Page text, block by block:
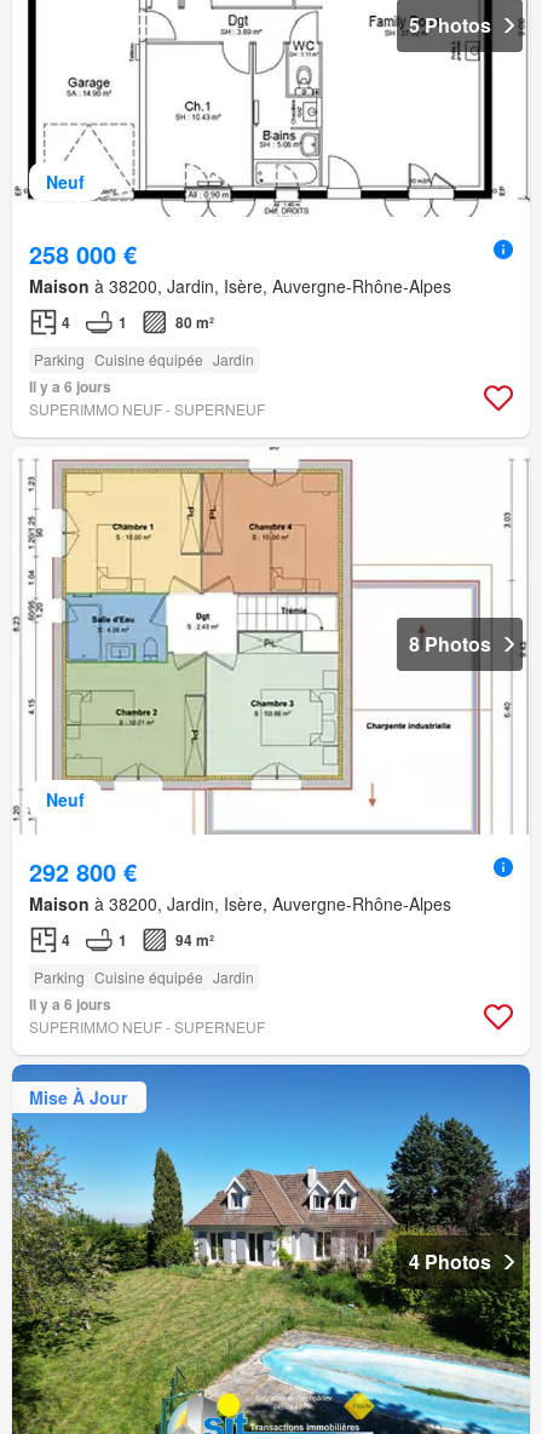
Neuf
5 Photos
258 000 €
Maison à 38200, Jardin, Isère, Auvergne-Rhône-Alpes
4 1 80 m²
Parking Cuisine équipée Jardin
Il y a 6 jours
SUPERIMMO NEUF - SUPERNEUF
Neuf
8 Photos
292 800 €
Maison à 38200, Jardin, Isère, Auvergne-Rhône-Alpes
4 1 94 m²
Parking Cuisine équipée Jardin
Il y a 6 jours
SUPERIMMO NEUF - SUPERNEUF
Mise À Jour
4 Photos